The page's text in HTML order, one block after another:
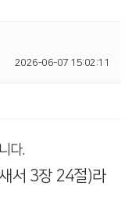
2026-06-07 15:02:11
다.
서 3장 24절)라